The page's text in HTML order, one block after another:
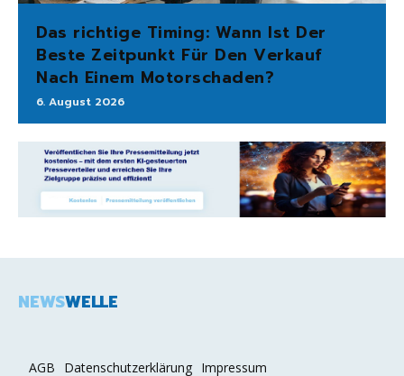
Das richtige Timing: Wann Ist Der
Beste Zeitpunkt Für Den Verkauf
Nach Einem Motorschaden?
6. August 2026
NEWSWELLE
AGB Datenschutzerklärung Impressum